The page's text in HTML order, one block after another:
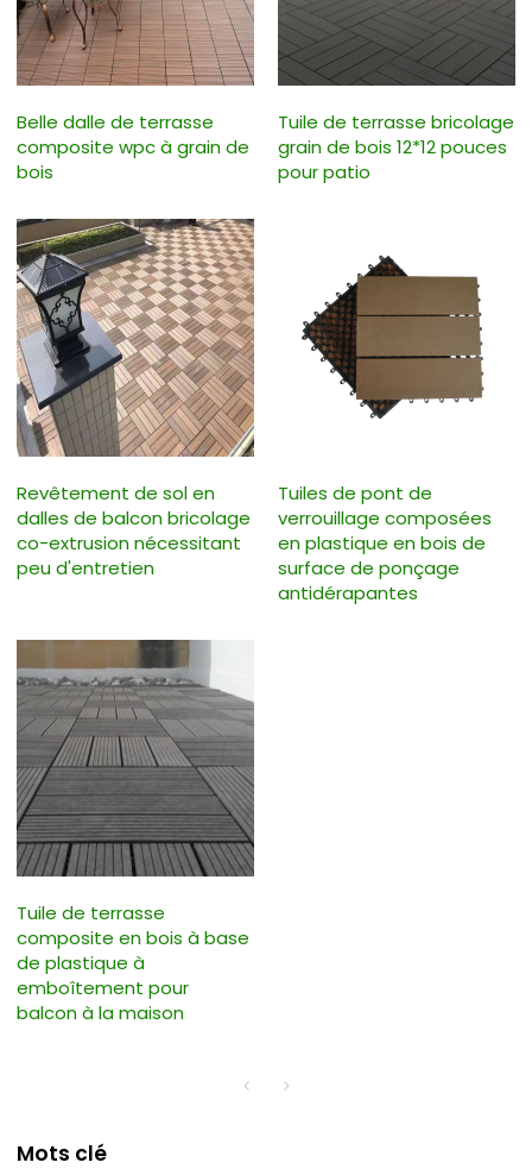
Belle dalle de terrasse
composite wpc à grain de
bois
Tuile de terrasse bricolage
grain de bois 12*12 pouces
pour patio
Revêtement de sol en
dalles de balcon bricolage
co-extrusion nécessitant
peu d'entretien
Tuiles de pont de
verrouillage composées
en plastique en bois de
surface de ponçage
antidérapantes
Tuile de terrasse
composite en bois à base
de plastique à
emboîtement pour
balcon à la maison
Mots clé